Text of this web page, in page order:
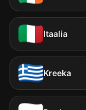
Itaalia
Kreeka